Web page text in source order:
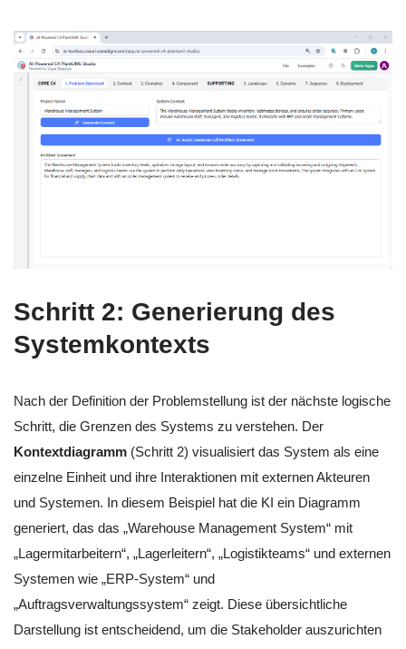
Schritt 2: Generierung des
Systemkontexts
Nach der Definition der Problemstellung ist der nächste logische
Schritt, die Grenzen des Systems zu verstehen. Der
Kontextdiagramm (Schritt 2) visualisiert das System als eine
einzelne Einheit und ihre Interaktionen mit externen Akteuren
und Systemen. In diesem Beispiel hat die KI ein Diagramm
generiert, das das „Warehouse Management System“ mit
„Lagermitarbeitern“, „Lagerleitern“, „Logistikteams“ und externen
Systemen wie „ERP-System“ und
„Auftragsverwaltungssystem“ zeigt. Diese übersichtliche
Darstellung ist entscheidend, um die Stakeholder auszurichten